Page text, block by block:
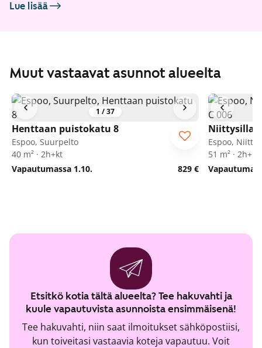
Lue lisää
Muut vastaavat asunnot alueelta
1 /37
Henttaan puistokatu 8
Espoo, Suurpelto
40 m² · 2h+kt
Vapautumassa 1.10.
829 €
Espoo,
51 m² ·
Etsitkö kotia tältä alueelta? Tee hakuvahti ja
kuule vapautuvista asunnoista ensimmäisenä!
Tee hakuvahti, niin saat ilmoitukset sähköpostiisi,
kun toiveitasi vastaavia koteja vapautuu. Voit